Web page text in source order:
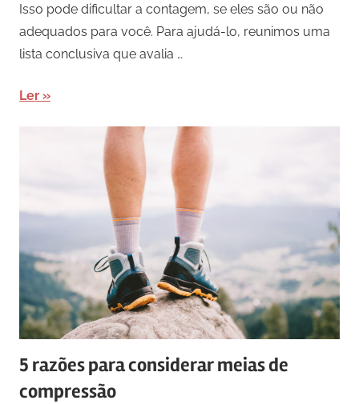
Isso pode dificultar a contagem, se eles são ou não
adequados para você. Para ajudá-lo, reunimos uma
lista conclusiva que avalia …
Ler
5 razões para considerar meias de
compressão